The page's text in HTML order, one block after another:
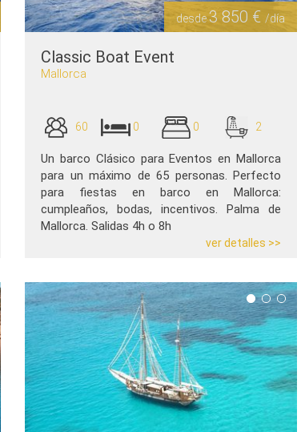
desde3 850 € /día
Classic Boat Event
Mallorca
60 0 0 2
Un barco Clásico para Eventos en Mallorca
para un máximo de 65 personas. Perfecto
para fiestas en barco en Mallorca:
cumpleaños, bodas, incentivos. Palma de
Mallorca. Salidas 4h o 8h
ver detalles >>